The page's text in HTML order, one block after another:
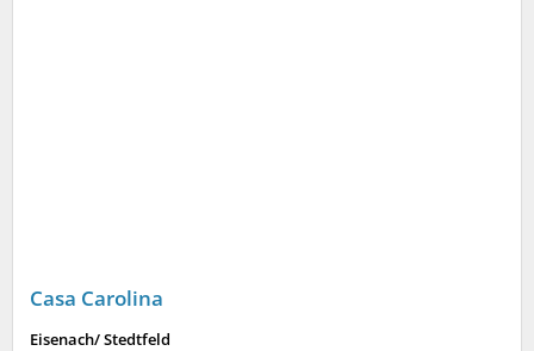
Casa Carolina
Eisenach/ Stedtfeld